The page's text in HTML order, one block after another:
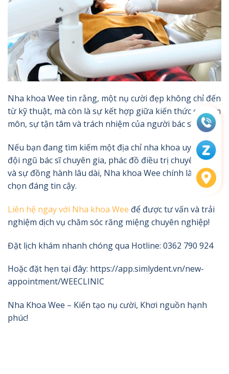
Nha khoa Wee tin rằng, một nụ cười đẹp không chỉ đến
từ kỹ thuật, mà còn là sự kết hợp giữa kiến thức chuyên
môn, sự tận tâm và trách nhiệm của người bác sĩ.
Nếu bạn đang tìm kiếm một địa chỉ nha khoa uy tín với
đội ngũ bác sĩ chuyên gia, phác đồ điều trị chuyên sâu
và sự đồng hành lâu dài, Nha khoa Wee chính là lựa
chọn đáng tin cậy.
Liên hệ ngay với Nha khoa Wee để được tư vấn và trải
nghiệm dịch vụ chăm sóc răng miệng chuyên nghiệp!
Đặt lịch khám nhanh chóng qua Hotline: 0362 790 924
Hoặc đặt hẹn tại đây: https://app.simlydent.vn/new-
appointment/WEECLINIC
Nha Khoa Wee – Kiến tạo nụ cười, Khơi nguồn hạnh
phúc!